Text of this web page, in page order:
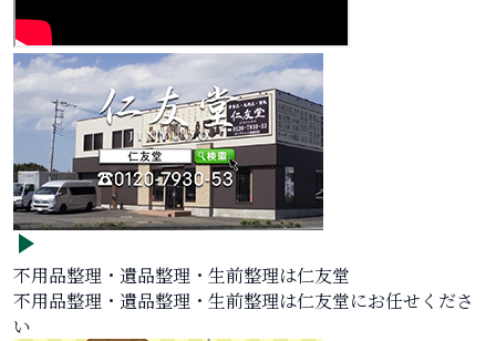
不用品整理・遺品整理・生前整理は仁友堂
不用品整理・遺品整理・生前整理は仁友堂にお任せくださ
い